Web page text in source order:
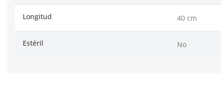
Longitud 40 cm
Estéril No